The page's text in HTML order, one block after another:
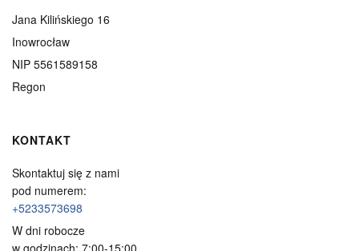
Jana Kilińskiego 16
Inowrocław
NIP 5561589158
Regon
KONTAKT
Skontaktuj się z nami
pod numerem:
+5233573698
W dni robocze
w godzinach: 7:00-15:00